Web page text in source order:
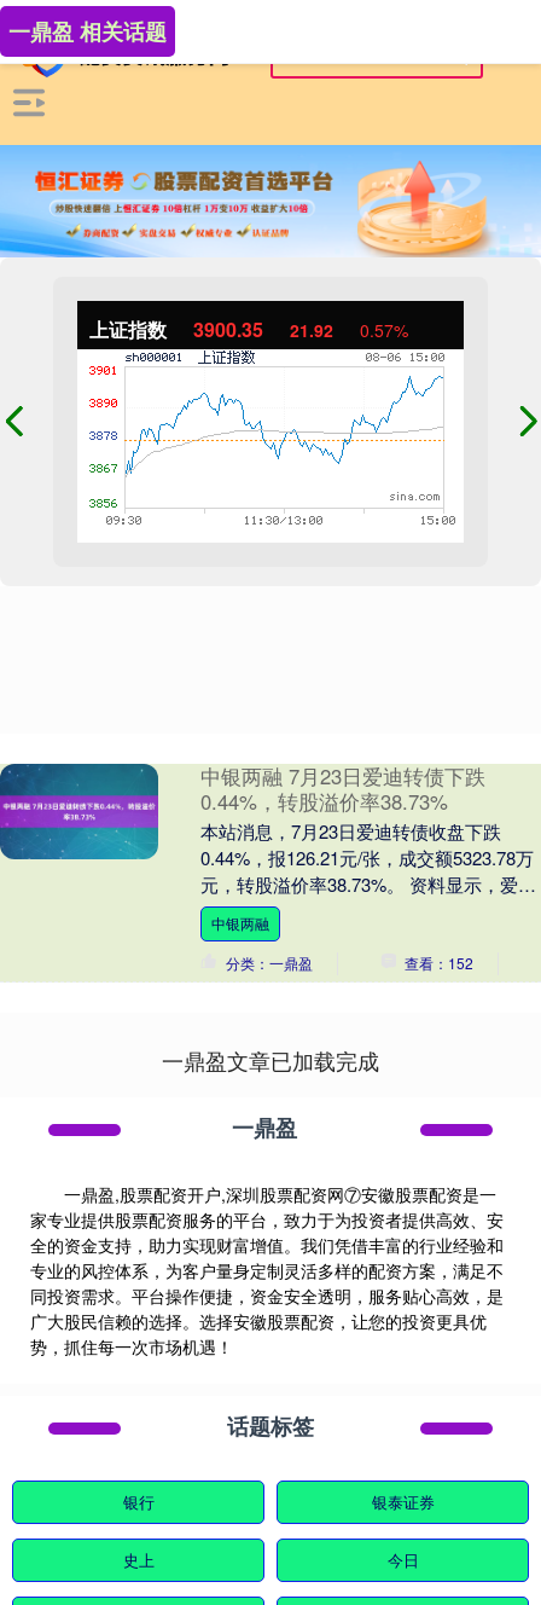
上证指数 3900.35 21.92 0.57%
一鼎盈 相关话题
中银两融 7月23日爱迪转债下跌
0.44%，转股溢价率38.73%
本站消息，7月23日爱迪转债收盘下跌
0.44%，报126.21元/张，成交额5323.78万
元，转股溢价率38.73%。 资料显示，爱迪
转债信用级别为“AA”，....
中银两融
分类：一鼎盈
查看：152
一鼎盈文章已加载完成
一鼎盈
一鼎盈,股票配资开户,深圳股票配资网⑦安徽股票配资是一
家专业提供股票配资服务的平台，致力于为投资者提供高效、安
全的资金支持，助力实现财富增值。我们凭借丰富的行业经验和
专业的风控体系，为客户量身定制灵活多样的配资方案，满足不
同投资需求。平台操作便捷，资金安全透明，服务贴心高效，是
广大股民信赖的选择。选择安徽股票配资，让您的投资更具优
势，抓住每一次市场机遇！
话题标签
银行 银泰证券
史上 今日